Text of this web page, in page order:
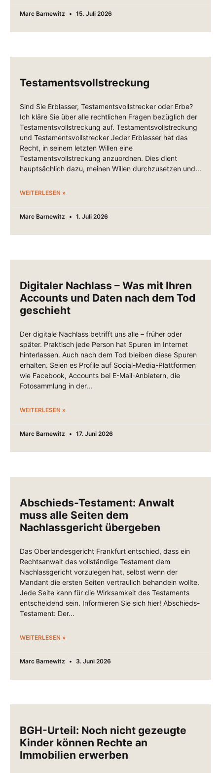
Marc Barnewitz 15. Juli 2026
Testamentsvollstreckung
Sind Sie Erblasser, Testamentsvollstrecker oder Erbe?
Ich kläre Sie über alle rechtlichen Fragen bezüglich der
Testamentsvollstreckung auf. Testamentsvollstreckung
und Testamentsvollstrecker Jeder Erblasser hat das
Recht, in seinem letzten Willen eine
Testamentsvollstreckung anzuordnen. Dies dient
hauptsächlich dazu, meinen Willen durchzusetzen und
WEITERLESEN »
Marc Barnewitz 1. Juli 2026
Digitaler Nachlass – Was mit Ihren
Accounts und Daten nach dem Tod
geschieht
Der digitale Nachlass betrifft uns alle – früher oder
später. Praktisch jede Person hat Spuren im Internet
hinterlassen. Auch nach dem Tod bleiben diese Spuren
erhalten. Seien es Profile auf Social-Media-Plattformen
wie Facebook, Accounts bei E-Mail-Anbietern, die
Fotosammlung in der
WEITERLESEN »
Marc Barnewitz 17. Juni 2026
Abschieds-Testament: Anwalt
muss alle Seiten dem
Nachlassgericht übergeben
Das Oberlandesgericht Frankfurt entschied, dass ein
Rechtsanwalt das vollständige Testament dem
Nachlassgericht vorzulegen hat, selbst wenn der
Mandant die ersten Seiten vertraulich behandeln wollte.
Jede Seite kann für die Wirksamkeit des Testaments
entscheidend sein. Informieren Sie sich hier! Abschieds-
Testament: Der
WEITERLESEN »
Marc Barnewitz 3. Juni 2026
BGH-Urteil: Noch nicht gezeugte
Kinder können Rechte an
Immobilien erwerben